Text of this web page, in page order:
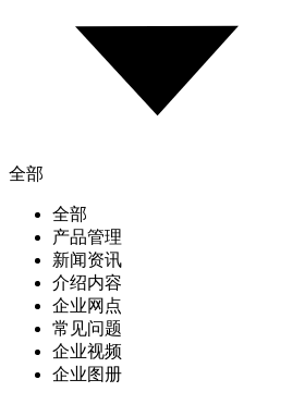
全部
全部
产品管理
新闻资讯
介绍内容
企业网点
常见问题
企业视频
企业图册